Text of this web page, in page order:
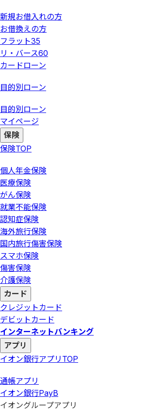
新規お借入れの方
お借換えの方
フラット35
リ・バース60
カードローン
目的別ローン
目的別ローン
マイページ
保険
保険TOP
個人年金保険
医療保険
がん保険
就業不能保険
認知症保険
海外旅行保険
国内旅行傷害保険
スマホ保険
傷害保険
介護保険
カード
クレジットカード
デビットカード
インターネットバンキング
アプリ
イオン銀行アプリ TOP
通帳アプリ
イオン銀行PayB
イオングループアプリ